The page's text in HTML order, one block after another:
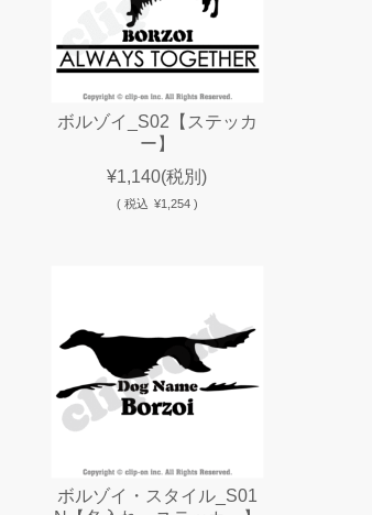
ボルゾイ_S02【ステッカ
ー】
¥1,140(税別)
( 税込 ¥1,254 )
ボルゾイ・スタイル_S01